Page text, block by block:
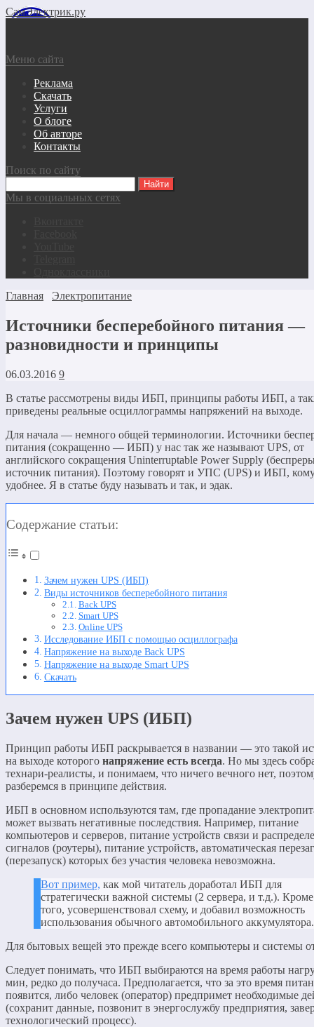
СамЭлектрик.ру
Меню сайта
Реклама
Скачать
Услуги
О блоге
Об авторе
Контакты
Поиск по сайту
Мы в социальных сетях
Главная
Электропитание
Источники бесперебойного питания —
разновидности и принципы
06.03.2016 9
В статье рассмотрены виды ИБП, принципы работы ИБП, а
приведены реальные осциллограммы напряжений на выходе.
Для начала — немного общей терминологии. Источники
питания (сокращенно — ИБП) у нас так же называют UPS, от
английского сокращения Uninterruptable Power Supply
источник питания). Поэтому говорят и УПС (UPS) и ИБП,
удобнее. Я в статье буду называть и так, и эдак.
Содержание статьи:
Зачем нужен UPS (ИБП)
Виды источников бесперебойного питания
Back UPS
Smart UPS
Online UPS
Исследование ИБП с помощью осциллографа
Напряжение на выходе Back UPS
Напряжение на выходе Smart UPS
Скачать
Зачем нужен UPS (ИБП)
Принцип работы ИБП раскрывается в названии — это такой
на выходе которого напряжение есть всегда. Но мы здесь
технари-реалисты, и понимаем, что ничего вечного нет,
разберемся в принципе действия.
ИБП в основном используются там, где пропадание
может вызвать негативные последствия. Например, питание
компьютеров и серверов, питание устройств связи и
сигналов (роутеры), питание устройств, автоматическая
(перезапуск) которых без участия человека невозможна.
Вот пример, как мой читатель доработал ИБП для
стратегически важной системы (2 сервера, и т.д.). Кроме
того, усовершенствовал схему, и добавил возможность
использования обычного автомобильного аккумулятора.
Для бытовых вещей это прежде всего компьютеры и системы
Следует понимать, что ИБП выбираются на время работы
мин, редко до получаса. Предполагается, что за это время
появится, либо человек (оператор) предпримет необходимые
(сохранит данные, позвонит в энергослужбу предприятия,
технологический процесс).